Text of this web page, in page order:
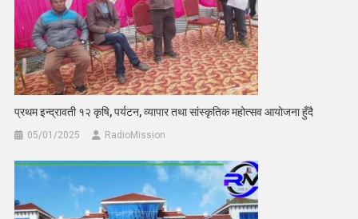
प्रथम इन्द्रावती १२ कृषि, पर्यटन, व्यापार तथा सांस्कृतिक महोत्सव आयोजना हुँदै
05/01/2025 RadioMission